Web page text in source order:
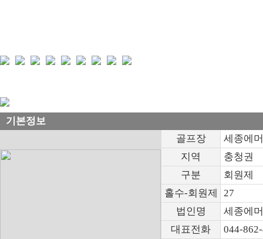
기본정보
골프장
세종에
지역
충청권
구분
회원제
홀수-회원제
27
법인명
세종에
대표전화
044-